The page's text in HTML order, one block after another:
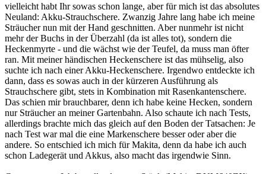
vielleicht habt Ihr sowas schon lange, aber für mich ist das absolutes
Neuland: Akku-Strauchschere. Zwanzig Jahre lang habe ich meine
Sträucher nun mit der Hand geschnitten. Aber nunmehr ist nicht
mehr der Buchs in der Überzahl (da ist alles tot), sondern die
Heckenmyrte - und die wächst wie der Teufel, da muss man öfter
ran. Mit meiner händischen Heckenschere ist das mühselig, also
suchte ich nach einer Akku-Heckenschere. Irgendwo entdeckte ich
dann, dass es sowas auch in der kürzeren Ausführung als
Strauchschere gibt, stets in Kombination mit Rasenkantenschere.
Das schien mir brauchbarer, denn ich habe keine Hecken, sondern
nur Sträucher an meiner Gartenbahn. Also schaute ich nach Tests,
allerdings brachte mich das gleich auf den Boden der Tatsachen: Je
nach Test war mal die eine Markenschere besser oder aber die
andere. So entschied ich mich für Makita, denn da habe ich auch
schon Ladegerät und Akkus, also macht das irgendwie Sinn.